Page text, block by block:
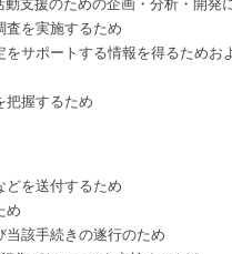
を実施するため
サポートする情報を得るためお
把握するため
を送付するため
め
該手続きの遂行のため